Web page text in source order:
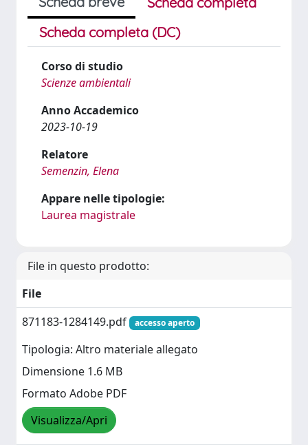
Scheda completa (DC)
Corso di studio
Scienze ambientali
Anno Accademico
2023-10-19
Relatore
Semenzin, Elena
Appare nelle tipologie:
Laurea magistrale
File in questo prodotto:
File
871183-1284149.pdf
accesso aperto
Tipologia: Altro materiale allegato
Dimensione 1.6 MB
Formato Adobe PDF
Visualizza/Apri